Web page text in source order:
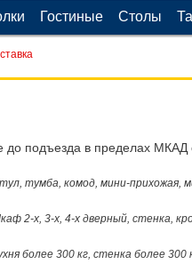
Гостиные Столы
до подъезда в пределах МКАД
тумба, комод, мини-прихожая,
2-х, 3-х, 4-х дверный, стенка,
более 300 кг, стенка более